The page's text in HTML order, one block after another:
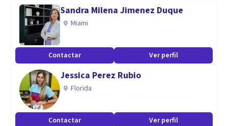
Sandra Milena Jimenez Duque
Miami
Contactar Ver perfil
Jessica Perez Rubio
Florida
Contactar Ver perfil